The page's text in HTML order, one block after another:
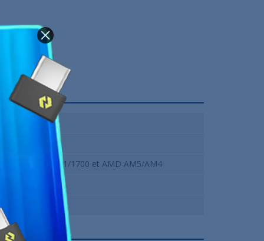
360 mm
3 x 120 mm
Intel LGA1851/1700 et AMD AM5/AM4